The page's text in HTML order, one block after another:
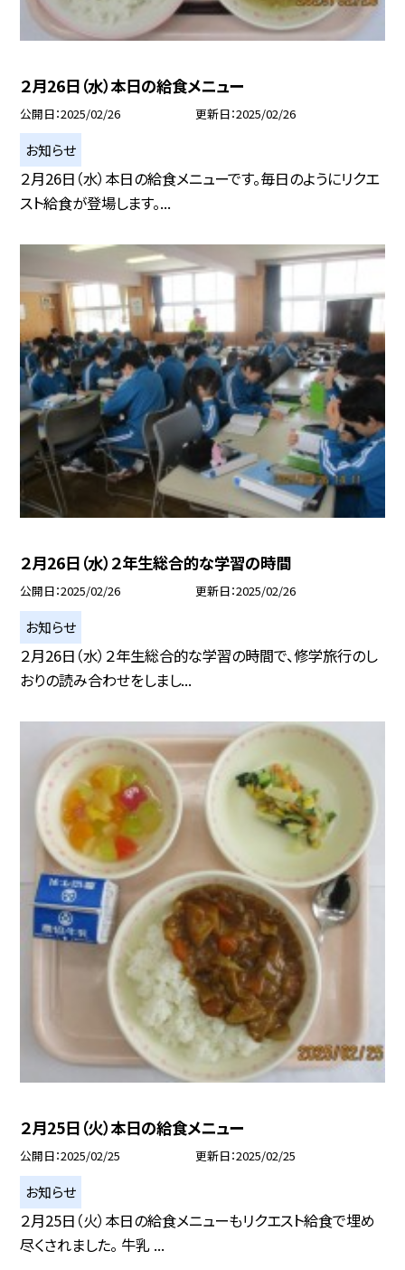
２月26日（水）本日の給食メニュー
公開日 2025/02/26 更新日 2025/02/26
お知らせ
２月26日（水）本日の給食メニューです。毎日のようにリクエ
スト給食が登場します。...
２月26日（水）２年生総合的な学習の時間
公開日 2025/02/26 更新日 2025/02/26
お知らせ
２月26日（水）２年生総合的な学習の時間で、修学旅行のし
おりの読み合わせをしまし...
２月25日（火）本日の給食メニュー
公開日 2025/02/25 更新日 2025/02/25
お知らせ
２月25日（火）本日の給食メニューもリクエスト給食で埋め
尽くされました。 牛乳 ...